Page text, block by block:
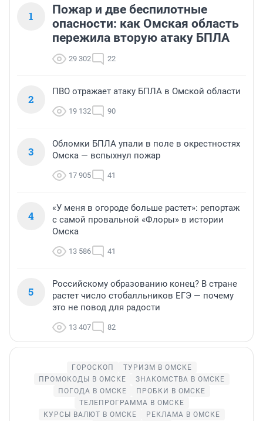
1
Пожар и две беспилотные
опасности: как Омская область
пережила вторую атаку БПЛА
29 302 22
2
ПВО отражает атаку БПЛА в Омской области
19 132 90
3
Обломки БПЛА упали в поле в окрестностях
Омска — вспыхнул пожар
17 905 41
4
«У меня в огороде больше растет»: репортаж
с самой провальной «Флоры» в истории
Омска
13 586 41
5
Российскому образованию конец? В стране
растет число стобалльников ЕГЭ — почему
это не повод для радости
13 407 82
ГОРОСКОП
ТУРИЗМ В ОМСКЕ
ПРОМОКОДЫ В ОМСКЕ
ЗНАКОМСТВА В ОМСКЕ
ПОГОДА В ОМСКЕ
ПРОБКИ В ОМСКЕ
ТЕЛЕПРОГРАММА В ОМСКЕ
КУРСЫ ВАЛЮТ В ОМСКЕ
РЕКЛАМА В ОМСКЕ